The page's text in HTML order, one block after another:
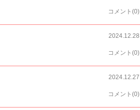
コメント(0)
2024.12.28
コメント(0)
2024.12.27
コメント(0)